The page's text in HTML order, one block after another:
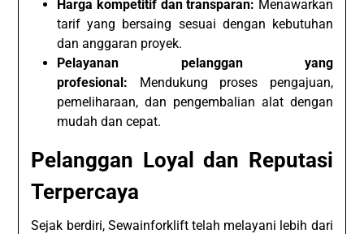
Harga kompetitif dan transparan: Menawarkan
tarif yang bersaing sesuai dengan kebutuhan
dan anggaran proyek.
Pelayanan pelanggan yang
profesional: Mendukung proses pengajuan,
pemeliharaan, dan pengembalian alat dengan
mudah dan cepat.
Pelanggan Loyal dan Reputasi
Terpercaya
Sejak berdiri, Sewainforklift telah melayani lebih dari